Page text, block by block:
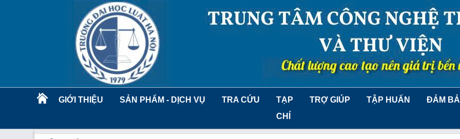
GIỚI THIỆU SẢN PHẨM - DỊCH VỤ TRA CỨU
TẠP
CHÍ
TRỢ GIÚP TẬP HUẤN ĐẢM